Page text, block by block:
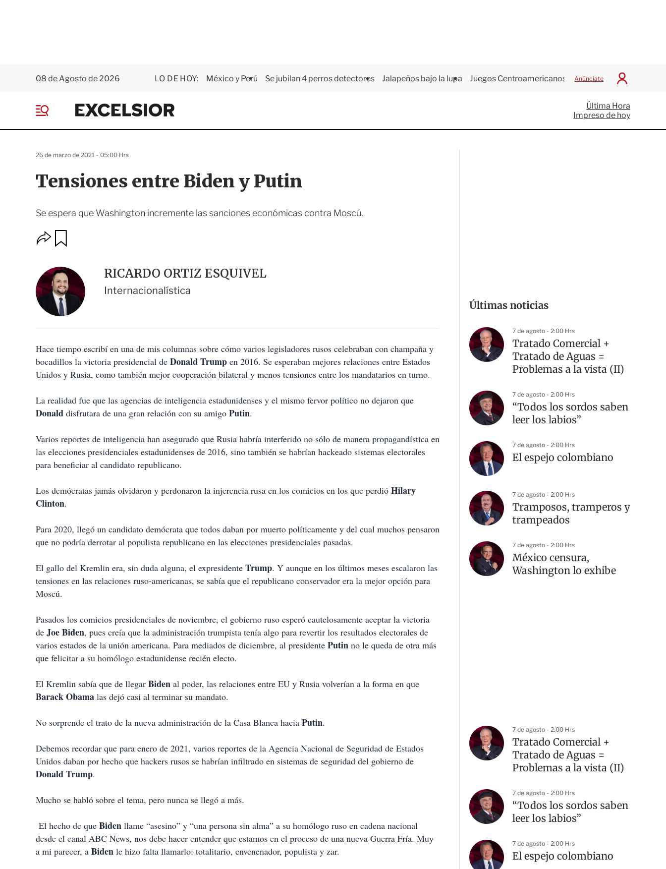
08 de Agosto de 2026 LO DE HOY: México y Perú Se jubilan 4 perros detectores Jalapeños bajo la lupa Juegos Centroamericanos Anúnciate
I
c
i
a
E
x
e
r
e
Última Hora
Impreso de hoy
Tensiones entre Biden y Putin
Se espera que Washington incremente las sanciones económicas contra Moscú.
26 de marzo de 2021 - 05:00 Hrs
O
p
o
n
e
s
d
e
c
m
p
a
r
r
d
RICARDO ORTIZ ESQUIVEL
Internacionalística
Hace tiempo escribí en una de mis columnas sobre cómo varios legisladores rusos celebraban con champaña y
bocadillos la victoria presidencial de Donald Trump en 2016. Se esperaban mejores relaciones entre Estados
Unidos y Rusia, como también mejor cooperación bilateral y menos tensiones entre los mandatarios en turno.
La realidad fue que las agencias de inteligencia estadunidenses y el mismo fervor político no dejaron que
Donald disfrutara de una gran relación con su amigo Putin.
Varios reportes de inteligencia han asegurado que Rusia habría interferido no sólo de manera propagandística en
las elecciones presidenciales estadunidenses de 2016, sino también se habrían hackeado sistemas electorales
para beneficiar al candidato republicano.
Los demócratas jamás olvidaron y perdonaron la injerencia rusa en los comicios en los que perdió Hilary
Clinton.
Para 2020, llegó un candidato demócrata que todos daban por muerto políticamente y del cual muchos pensaron
que no podría derrotar al populista republicano en las elecciones presidenciales pasadas.
El gallo del Kremlin era, sin duda alguna, el expresidente Trump. Y aunque en los últimos meses escalaron las
tensiones en las relaciones ruso-americanas, se sabía que el republicano conservador era la mejor opción para
Moscú.
Pasados los comicios presidenciales de noviembre, el gobierno ruso esperó cautelosamente aceptar la victoria
de Joe Biden, pues creía que la administración trumpista tenía algo para revertir los resultados electorales de
varios estados de la unión americana. Para mediados de diciembre, al presidente Putin no le queda de otra más
que felicitar a su homólogo estadunidense recién electo.
El Kremlin sabía que de llegar Biden al poder, las relaciones entre EU y Rusia volverían a la forma en que
Barack Obama las dejó casi al terminar su mandato.
No sorprende el trato de la nueva administración de la Casa Blanca hacia Putin.
Debemos recordar que para enero de 2021, varios reportes de la Agencia Nacional de Seguridad de Estados
Unidos daban por hecho que hackers rusos se habrían infiltrado en sistemas de seguridad del gobierno de
Donald Trump.
Mucho se habló sobre el tema, pero nunca se llegó a más.
El hecho de que Biden llame “asesino” y “una persona sin alma” a su homólogo ruso en cadena nacional
desde el canal ABC News, nos debe hacer entender que estamos en el proceso de una nueva Guerra Fría. Muy
a mi parecer, a Biden le hizo falta llamarlo: totalitario, envenenador, populista y zar.
Últimas noticias
7 de agosto - 2:00 Hrs
Tratado Comercial +
Tratado de Aguas =
Problemas a la vista (II)
7 de agosto - 2:00 Hrs
“Todos los sordos saben
leer los labios”
7 de agosto - 2:00 Hrs
El espejo colombiano
7 de agosto - 2:00 Hrs
Tramposos, tramperos y
trampeados
7 de agosto - 2:00 Hrs
México censura,
Washington lo exhibe
7 de agosto - 2:00 Hrs
Tratado Comercial +
Tratado de Aguas =
Problemas a la vista (II)
7 de agosto - 2:00 Hrs
“Todos los sordos saben
leer los labios”
7 de agosto - 2:00 Hrs
El espejo colombiano